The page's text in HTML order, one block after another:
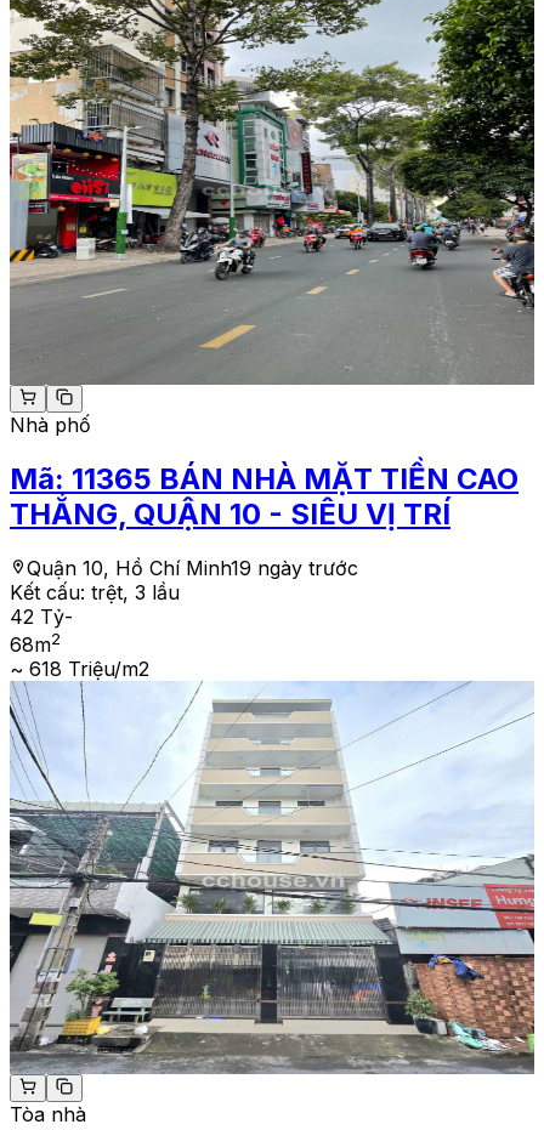
Nhà phố
Mã: 11365 BÁN NHÀ MẶT TIỀN CAO
THẮNG, QUẬN 10 - SIÊU VỊ TRÍ
Quận 10, Hồ Chí Minh19 ngày trước
Kết cấu: trệt, 3 lầu
42 Tỷ-
68m2
~ 618 Triệu/m2
Tòa nhà